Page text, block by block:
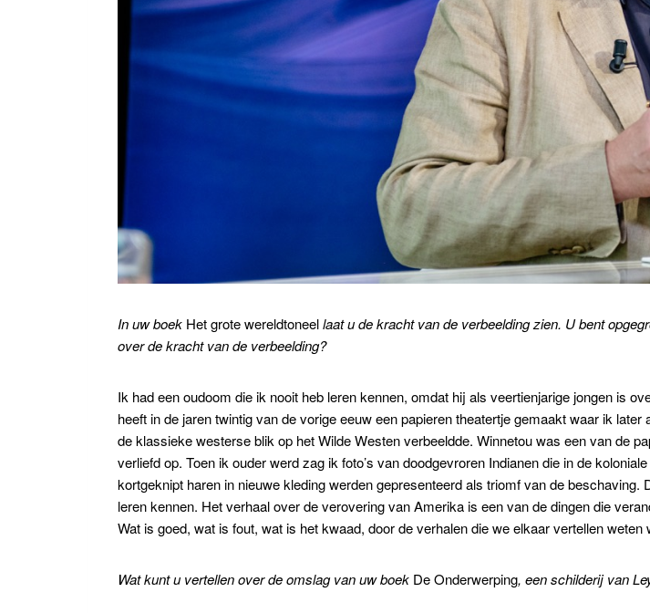
In uw boek Het grote wereldtoneellaat u de kracht van de verbeelding zien. U bent
over de kracht van de verbeelding?
Ik had een oudoom die ik nooit heb leren kennen, omdat hij als veertienjarige jongen is
heeft in de jaren twintig van de vorige eeuw een papieren theatertje gemaakt waar ik
de klassieke westerse blik op het Wilde Westen verbeeldde. Winnetou was een van de
verliefd op. Toen ik ouder werd zag ik foto’s van doodgevroren Indianen die in de
kortgeknipt haren in nieuwe kleding werden gepresenteerd als triomf van de
leren kennen. Het verhaal over de verovering van Amerika is een van de dingen die
Wat is goed, wat is fout, wat is het kwaad, door de verhalen die we elkaar vertellen weten
Wat kunt u vertellen over de omslag van uw boek De Onderwerping, een schilderij van